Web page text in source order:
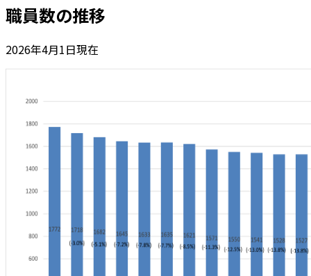
職員数の推移
2026年4月1日現在